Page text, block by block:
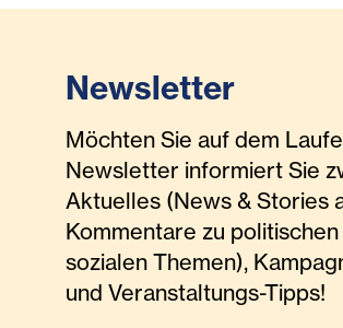
Newsletter
Möchten Sie auf dem
Newsletter informiert Sie
Aktuelles (News & Stories
Kommentare zu
sozialen Themen),
und Veranstaltungs-Tipps!